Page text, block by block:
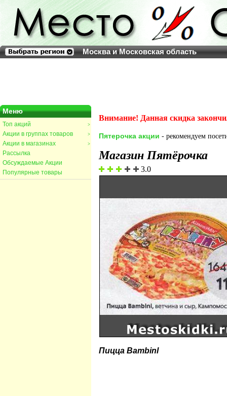
Москва и Московская область
Меню
>
Топ акций
>
Акции в группах товаров
>
Акции в магазинах
Рассылка
Обсуждаемые Акции
Популярные товары
Внимание! Данная скидка
Пятерочка акции - рекомендуем
Магазин Пятёрочка
3.0
Пицца Вambinl